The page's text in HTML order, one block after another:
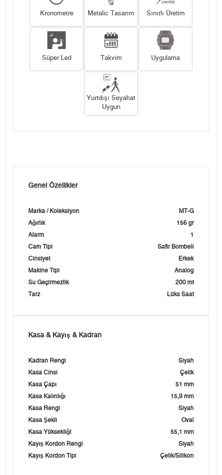
Kronometre Metalic Tasarım Sınırlı Üretim
Süper Led Takvim Uygulama
Yurtdışı Seyahat
Uygun
Genel Özellikler
Marka / Koleksiyon
MT-G
Ağırlık
156 gr
Alarm
1
Cam Tipi
Safir Bombeli
Cinsiyet
Erkek
Makine Tipi
Analog
Su Geçirmezlik
200 mt
Tarz
Lüks Saat
Kasa & Kayış & Kadran
Kadran Rengi
Siyah
Kasa Cinsi
Çelik
Kasa Çapı
51 mm
Kasa Kalınlığı
15,9 mm
Kasa Rengi
Siyah
Kasa Şekli
Oval
Kasa Yüksekliği
55,1 mm
Kayış Kordon Rengi
Siyah
Kayış Kordon Tipi
Çelik/Silikon